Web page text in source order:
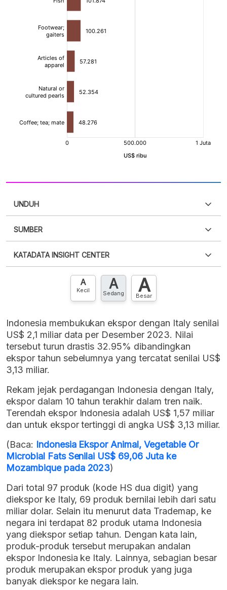
UNDUH
XLS
SUMBER
punya akun?Silakan Daftar sekarang
KATADATA INSIGHT CENTER
Hubungi sekarang »
A
Kecil A
Sedang A
Besar
Indonesia membukukan ekspor dengan Italy senilai
US$ 2,1 miliar data per Desember 2023. Nilai
tersebut turun drastis 32.95% dibandingkan
ekspor tahun sebelumnya yang tercatat senilai US$
3,13 miliar.
Rekam jejak perdagangan Indonesia dengan Italy,
ekspor dalam 10 tahun terakhir dalam tren naik.
Terendah ekspor Indonesia adalah US$ 1,57 miliar
dan untuk ekspor tertinggi di angka US$ 3,13 miliar.
(Baca: Indonesia Ekspor Animal, Vegetable Or
Microbial Fats Senilai US$ 69,06 Juta ke
Mozambique pada 2023)
Dari total 97 produk (kode HS dua digit) yang
diekspor ke Italy, 69 produk bernilai lebih dari satu
miliar dolar. Selain itu menurut data Trademap, ke
negara ini terdapat 82 produk utama Indonesia
yang diekspor setiap tahun. Dengan kata lain,
produk-produk tersebut merupakan andalan
ekspor Indonesia ke Italy. Lainnya, sebagian besar
produk merupakan ekspor produk yang juga
banyak diekspor ke negara lain.